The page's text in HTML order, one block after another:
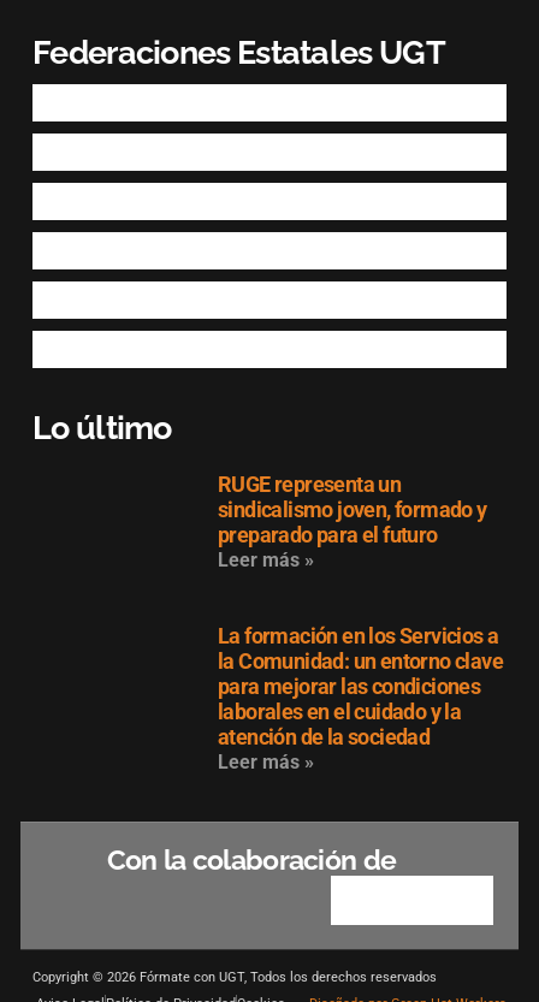
Federaciones Estatales UGT
Lo último
RUGE representa un
sindicalismo joven, formado y
preparado para el futuro
Leer más »
La formación en los Servicios a
la Comunidad: un entorno clave
para mejorar las condiciones
laborales en el cuidado y la
atención de la sociedad
Leer más »
Con la colaboración de
Copyright © 2026 Fórmate con UGT, Todos los derechos reservados